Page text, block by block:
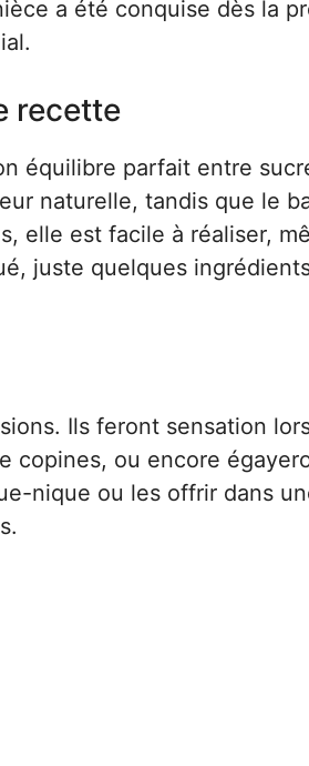
a été conquise dès la
recette
équilibre parfait entre
naturelle, tandis que le
elle est facile à réaliser,
juste quelques
Ils feront sensation
copines, ou encore
nique ou les offrir dans